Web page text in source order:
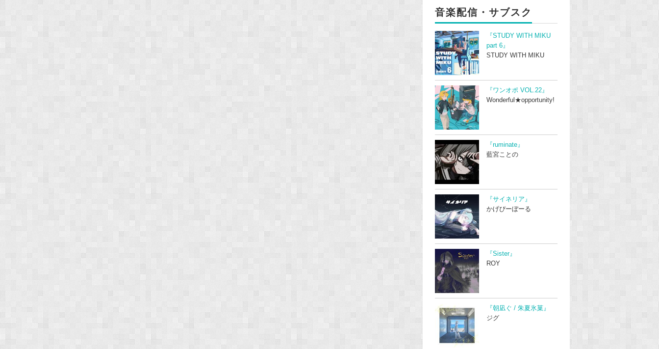
音楽配信・サブスク
『STUDY WITH MIKU
part 6』
STUDY WITH MIKU
『ワンオポ VOL.22』
Wonderful★opportunity!
『ruminate』
藍宮ことの
『サイネリア』
かげぴーぼーる
『Sister』
ROY
『朝凪ぐ / 朱夏氷菓』
ジグ